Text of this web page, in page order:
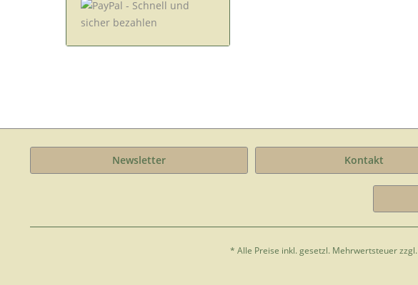
Newsletter Kontakt
* Alle Preise inkl. gesetzl. Mehrwertsteuer zzgl.